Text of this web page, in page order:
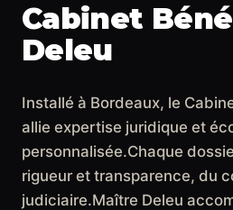
Cabinet
Deleu
Installé à Bordeaux, le
allie expertise juridique et
personnalisée.Chaque
rigueur et transparence, du
judiciaire.Maître Deleu